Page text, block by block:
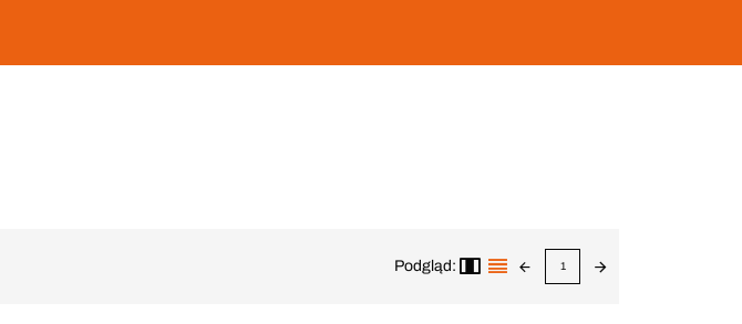
Podgląd: 1